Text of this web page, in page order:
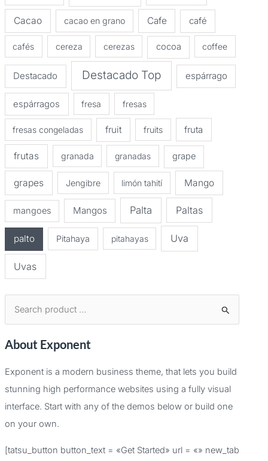
Cacao cacao en grano Cafe café
cafés cereza cerezas cocoa coffee
Destacado Destacado Top espárrago
espárragos fresa fresas
fresas congeladas fruit fruits fruta
frutas granada granadas grape
grapes Jengibre limón tahití Mango
mangoes Mangos Palta Paltas
palto Pitahaya pitahayas Uva
Uvas
s
r
About Exponent
Exponent is a modern business theme, that lets you build
stunning high performance websites using a fully visual
interface. Start with any of the demos below or build one
on your own.
[tatsu_button button_text = «Get Started» url = «» new_tab